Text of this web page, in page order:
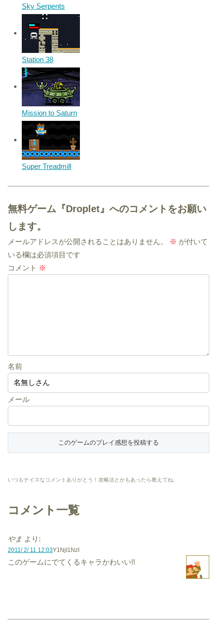
Sky Serpents
Station 38
Mission to Saturn
Super Treadmill
無料ゲーム『Droplet』へのコメントをお願い
します。
メールアドレスが公開されることはありません。 ※ が付いて
いる欄は必須項目です
コメント ※
名前
メール
いつもナイスなコメントありがとう！攻略法とかもあったら教えてね。
コメント一覧
やま より:
2011/ 2/ 11 12:03Y1NjI1NzI
このゲームにでてくるキャラかわいい!!